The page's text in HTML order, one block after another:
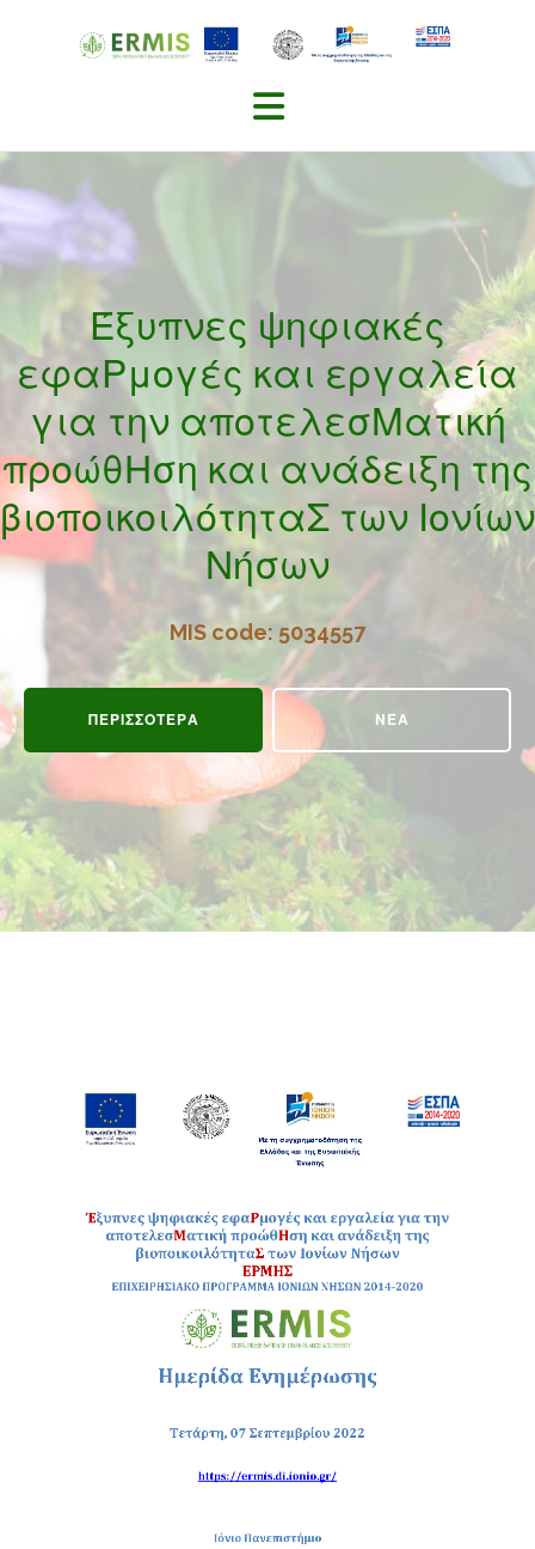
Έξυπνες ψηφιακές
εφαΡμογές και εργαλεία
για την αποτελεσΜατική
προώθΗση και ανάδειξη της
βιοποικοιλότηταΣ των Ιονίων
Νήσων
MIS code: 5034557
ΠΕΡΙΣΣΟΤΕΡΑ ΝΕΑ